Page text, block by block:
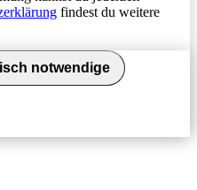
findest du weitere
notwendige